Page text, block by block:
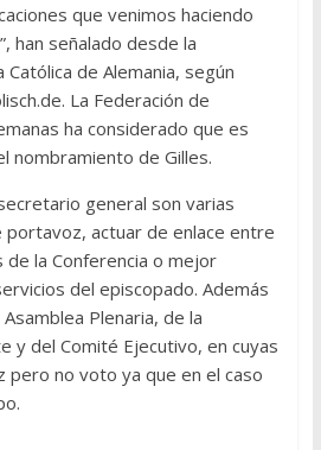
que venimos haciendo
han señalado desde la
Católica de Alemania, según
La Federación de
ha considerado que es
nombramiento de Gilles.
general son varias
portavoz, actuar de enlace entre
la Conferencia o mejor
del episcopado. Además
Plenaria, de la
y del Comité Ejecutivo, en cuyas
pero no voto ya que en el caso